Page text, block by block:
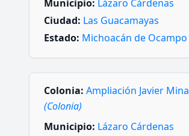
Municipio: Lázaro Cárdenas
Ciudad: Las Guacamayas
Estado: Michoacán de Ocampo
Colonia: Ampliación Javier Mina
(Colonia)
Municipio: Lázaro Cárdenas